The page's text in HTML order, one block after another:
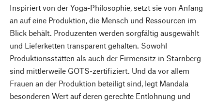
Inspiriert von der Yoga-Philosophie, setzt sie von Anfang
an auf eine Produktion, die Mensch und Ressourcen im
Blick behält. Produzenten werden sorgfältig ausgewählt
und Lieferketten transparent gehalten. Sowohl
Produktionsstätten als auch der Firmensitz in Starnberg
sind mittlerweile GOTS-zertifiziert. Und da vor allem
Frauen an der Produktion beteiligt sind, legt Mandala
besonderen Wert auf deren gerechte Entlohnung und